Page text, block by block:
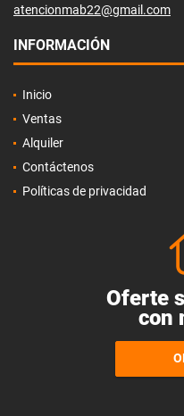
atencionmab22@gmail.com
INFORMACIÓN
Inicio
Ventas
Alquiler
Contáctenos
Políticas de privacidad
Oferte
con